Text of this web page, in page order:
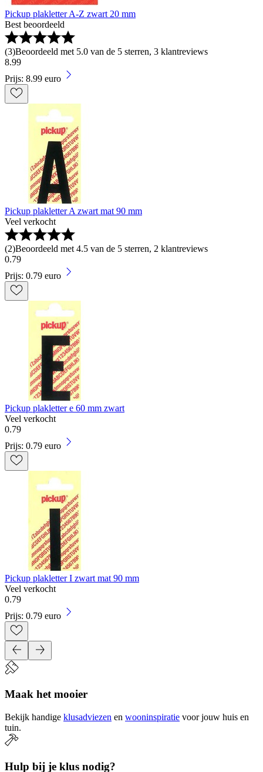
Pickup plakletter A-Z zwart 20 mm
Best beoordeeld
(3)Beoordeeld met 5.0 van de 5 sterren, 3 klantreviews
8.99
Prijs: 8.99 euro
Pickup plakletter A zwart mat 90 mm
Veel verkocht
(2)Beoordeeld met 4.5 van de 5 sterren, 2 klantreviews
0.79
Prijs: 0.79 euro
Pickup plakletter e 60 mm zwart
Veel verkocht
0.79
Prijs: 0.79 euro
Pickup plakletter I zwart mat 90 mm
Veel verkocht
0.79
Prijs: 0.79 euro
Maak het mooier
Bekijk handige klusadviezen en wooninspiratie voor jouw huis en
tuin.
Hulp bij je klus nodig?